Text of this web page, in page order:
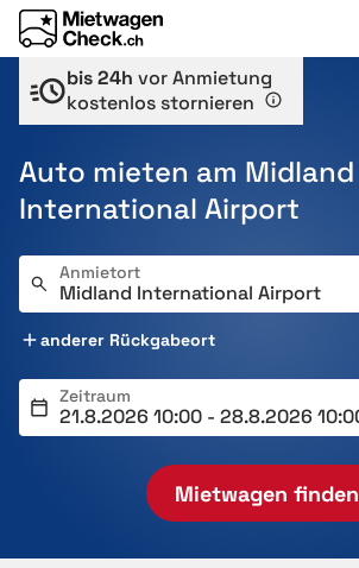
bis 24h vor Anmietung
kostenlos stornieren
Auto mieten am Midland
International Airport
Anmietort
anderer Rückgabeort
Zeitraum
Mietwagen finden